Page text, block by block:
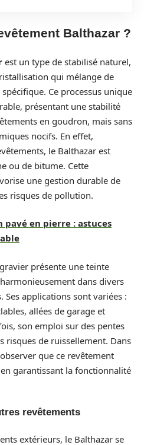
Balthazar ?
est un type de stabilisé naturel,
qui mélange de
Ce processus unique
présentant une stabilité
en goudron, mais sans
nocifs. En effet,
le Balthazar est
ou de bitume. Cette
une gestion durable de
risques de pollution.
pavé en pierre : astuces
présente une teinte
dans divers
applications sont variées :
allées de garage et
son emploi sur des pentes
risques de ruissellement. Dans
que ce revêtement
garantissant la fonctionnalité
revêtements
extérieurs, le Balthazar se